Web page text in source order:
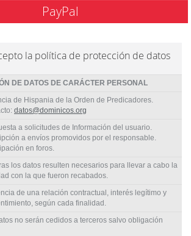
PayPal
la política de protección de datos
DE DATOS DE CARÁCTER PERSONAL
de Hispania de la Orden de Predicadores.
datos@dominicos.org
a solicitudes de Información del usuario.
a envíos promovidos por el responsable.
en foros.
los datos resulten necesarios para llevar a cabo la
con la que fueron recabados.
de una relación contractual, interés legítimo y
según cada finalidad.
no serán cedidos a terceros salvo obligación